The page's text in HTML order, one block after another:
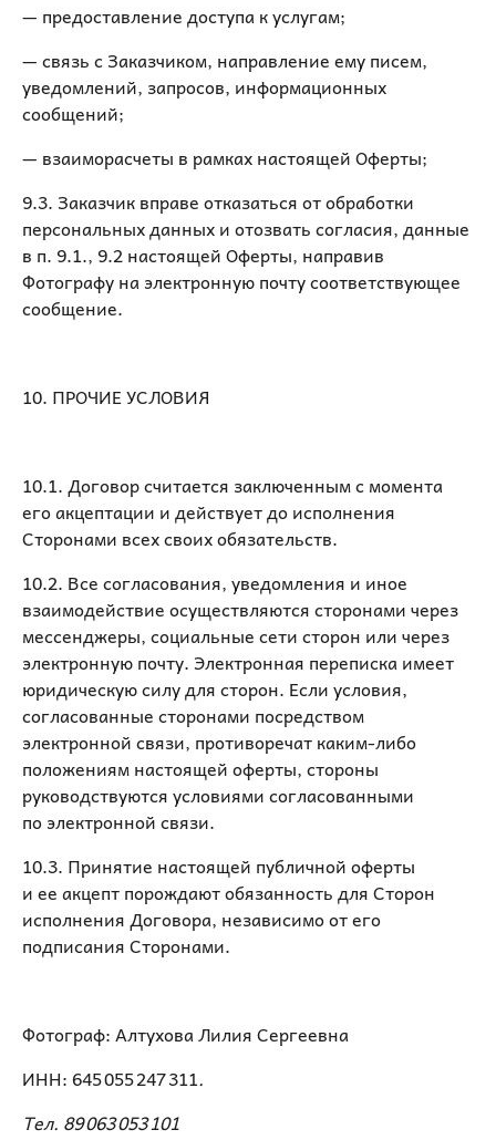
— предоставление доступа к услугам;
— связь с Заказчиком, направление ему писем,
уведомлений, запросов, информационных
сообщений;
— взаиморасчеты в рамках настоящей Оферты;
9.3. Заказчик вправе отказаться от обработки
персональных данных и отозвать согласия, данные
в п. 9.1., 9.2 настоящей Оферты, направив
Фотографу на электронную почту соответствующее
сообщение.
10. ПРОЧИЕ УСЛОВИЯ
10.1. Договор считается заключенным с момента
его акцептации и действует до исполнения
Сторонами всех своих обязательств.
10.2. Все согласования, уведомления и иное
взаимодействие осуществляются сторонами через
мессенджеры, социальные сети сторон или через
электронную почту. Электронная переписка имеет
юридическую силу для сторон. Если условия,
согласованные сторонами посредством
электронной связи, противоречат каким-либо
положениям настоящей оферты, стороны
руководствуются условиями согласованными
по электронной связи.
10.3. Принятие настоящей публичной оферты
и ее акцепт порождают обязанность для Сторон
исполнения Договора, независимо от его
подписания Сторонами.
Фотограф: Алтухова Лилия Сергеевна
ИНН: 645 055 247 311.
Тел. 89 063 053 101